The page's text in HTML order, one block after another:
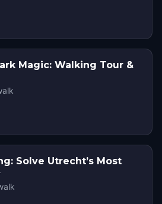
Magic: Walking Tour &
Solve Utrecht’s Most